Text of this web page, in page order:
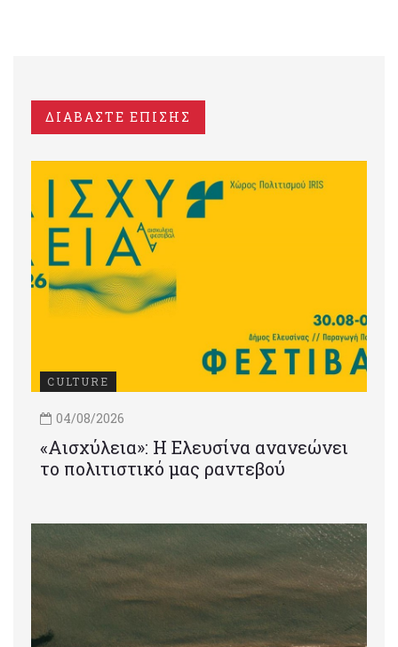
ΔΙΑΒΑΣΤΕ ΕΠΙΣΗΣ
CULTURE
04/08/2026
«Αισχύλεια»: Η Ελευσίνα ανανεώνει
το πολιτιστικό μας ραντεβού